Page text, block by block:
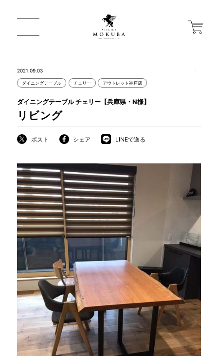
一枚板 ATELIER MOKUBA HOME
MOKUBA について
商品情報
直営店
イベント
WEBカタログ
2021.09.03
ダイニングテーブル チェリー アウトレット神戸店
リビング
ダイニングテーブル チェリー【兵庫県・N様】
ポスト シェア LINEで送る